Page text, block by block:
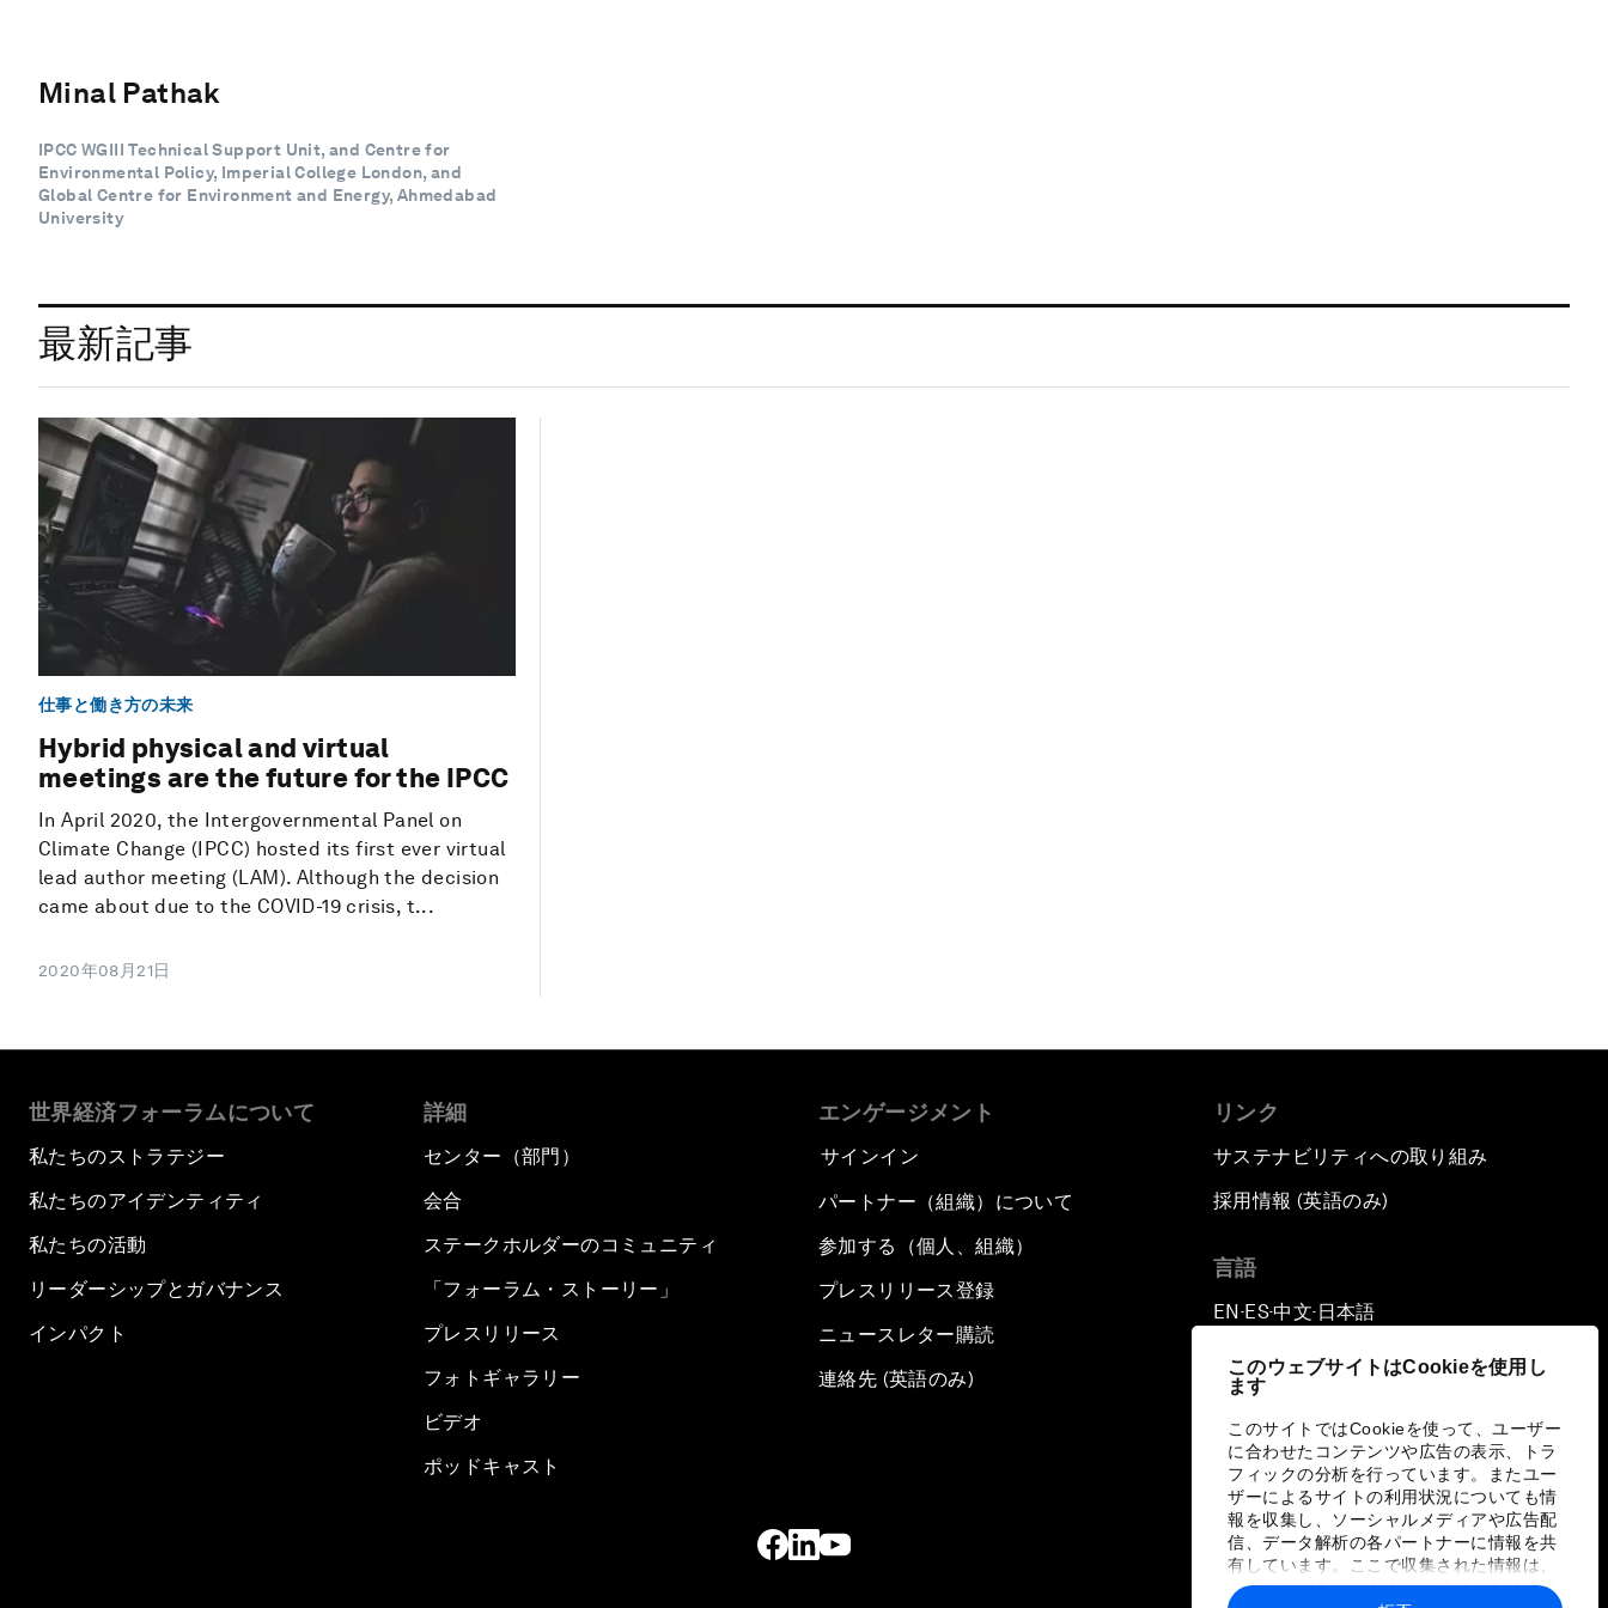
このウェブサイトはCookieを使用し
ます
このサイトではCookieを使って、ユーザー
に合わせたコンテンツや広告の表示、トラ
フィックの分析を行っています。またユー
ザーによるサイトの利用状況についても情
報を収集し、ソーシャルメディアや広告配
信、データ解析の各パートナーに情報を共
有しています。ここで収集された情報は、
ユーザーが各パートナーに提供した他の情
Minal Pathak
IPCC WGIII Technical Support Unit, and Centre for
Environmental Policy, Imperial College London, and
Global Centre for Environment and Energy, Ahmedabad
University
最新記事
仕事と働き方の未来
Hybrid physical and virtual
meetings are the future for the IPCC
In April 2020, the Intergovernmental Panel on
Climate Change (IPCC) hosted its first ever virtual
lead author meeting (LAM). Although the decision
came about due to the COVID-19 crisis, t...
2020年08月21日
世界経済フォーラムについて
私たちのストラテジー
私たちのアイデンティティ
私たちの活動
リーダーシップとガバナンス
インパクト
詳細
センター（部門）
会合
ステークホルダーのコミュニティ
「フォーラム・ストーリー」
プレスリリース
フォトギャラリー
ビデオ
ポッドキャスト
エンゲージメント
サインイン
パートナー（組織）について
参加する（個人、組織）
プレスリリース登録
ニュースレター購読
連絡先 (英語のみ)
リンク
サステナビリティへの取り組み
採用情報 (英語のみ)
言語
EN ▪ ES▪中文▪ 日本語